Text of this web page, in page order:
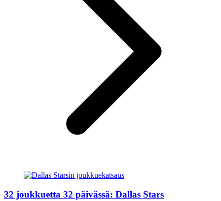
32 joukkuetta 32 päivässä: Dallas Stars